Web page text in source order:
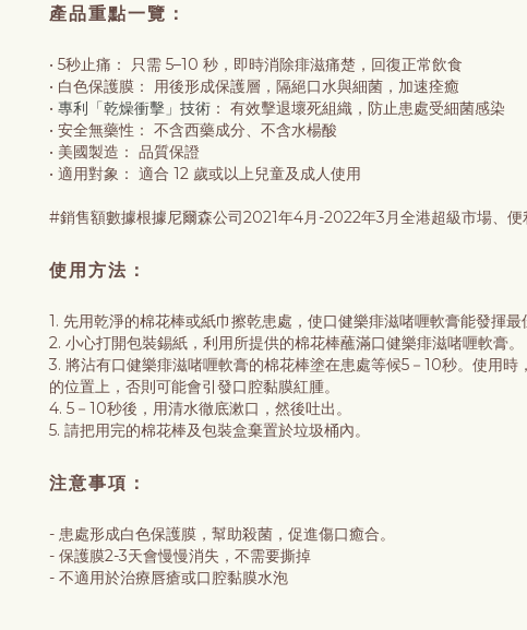
產品重點一覽：
• 5秒止痛： 只需 5–10 秒，即時消除痱滋痛楚，回復正常飲食
• 白色保護膜： 用後形成保護層，隔絕口水與細菌，加速痊癒
• 專利「乾燥衝擊」技術 ： 有效擊退壞死組織，防止患處受細菌感染
• 安全無藥性： 不含西藥成分、不含水楊酸
• 美國製造： 品質保證
• 適用對象： 適合 12 歲或以上兒童及成人使用
#銷售額數據根據尼爾森公司2021年4月-2022年3月全港超級市場、
使用方法：
1. 先用乾淨的棉花棒或紙巾擦乾患處，使口健樂痱滋啫喱軟膏能發揮最
2. 小心打開包裝錫紙，利用所提供的棉花棒蘸滿口健樂痱滋啫喱軟膏。
3. 將沾有口健樂痱滋啫喱軟膏的棉花棒塗在患處等候5－10秒。使用
的位置上，否則可能會引發口腔黏膜紅腫。
4. 5－10秒後，用清水徹底漱口，然後吐出。
5. 請把用完的棉花棒及包裝盒棄置於垃圾桶內。
注意事項：
- 患處形成白色保護膜，幫助殺菌，促進傷口癒合。
- 保護膜2-3天會慢慢消失，不需要撕掉
- 不適用於治療唇瘡或口腔黏膜水泡